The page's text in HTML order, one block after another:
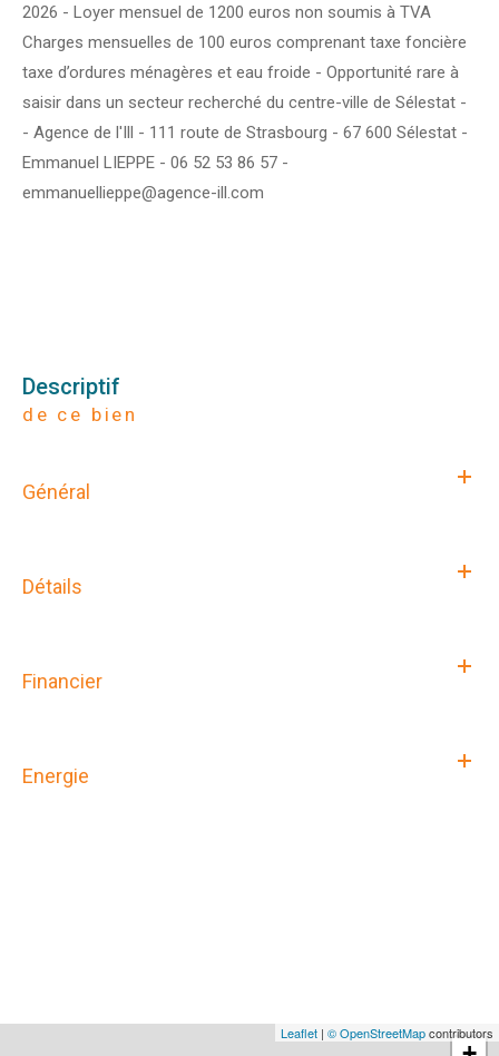
2026 - Loyer mensuel de 1200 euros non soumis à TVA
Charges mensuelles de 100 euros comprenant taxe foncière
taxe d’ordures ménagères et eau froide - Opportunité rare à
saisir dans un secteur recherché du centre-ville de Sélestat -
- Agence de l'Ill - 111 route de Strasbourg - 67 600 Sélestat -
Emmanuel LIEPPE - 06 52 53 86 57 -
emmanuellieppe@agence-ill.com
descriptif
de ce bien
Général
Détails
Financier
Energie
Leaflet | © OpenStreetMapcontributors